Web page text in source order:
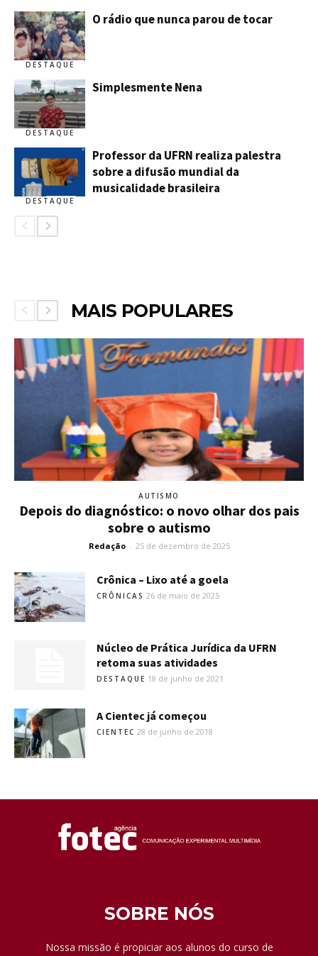
DESTAQUE
O rádio que nunca parou de tocar
DESTAQUE
Simplesmente Nena
DESTAQUE
Professor da UFRN realiza palestra
sobre a difusão mundial da
musicalidade brasileira
MAIS POPULARES
AUTISMO
Depois do diagnóstico: o novo olhar dos pais
sobre o autismo
Redação - 25 de dezembro de 2025
Crônica – Lixo até a goela
CRÔNICAS 26 de maio de 2025
Núcleo de Prática Jurídica da UFRN
retoma suas atividades
DESTAQUE 18 de junho de 2021
A Cientec já começou
CIENTEC 28 de junho de 2018
SOBRE NÓS
Nossa missão é propiciar aos alunos do curso de